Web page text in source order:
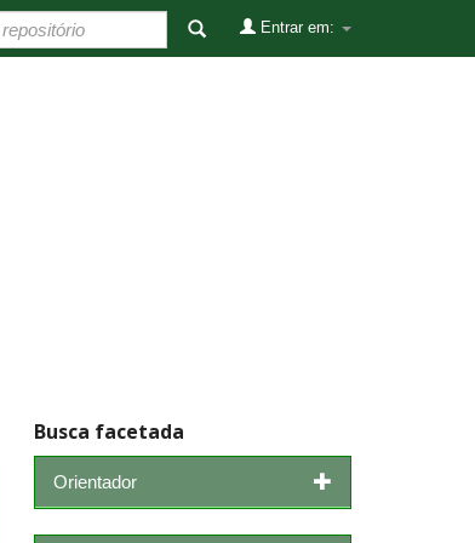
Entrar em:
Busca facetada
Orientador